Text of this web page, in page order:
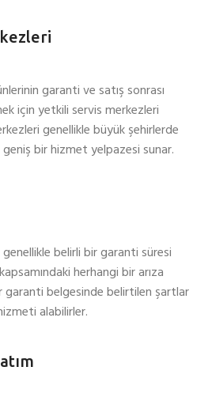
garanti ve satış sonrası
için yetkili servis merkezleri
genellikle büyük şehirlerde
geniş bir hizmet yelpazesi sunar.
belirli bir garanti süresi
herhangi bir arıza
garanti belgesinde belirtilen şartlar
alabilirler.